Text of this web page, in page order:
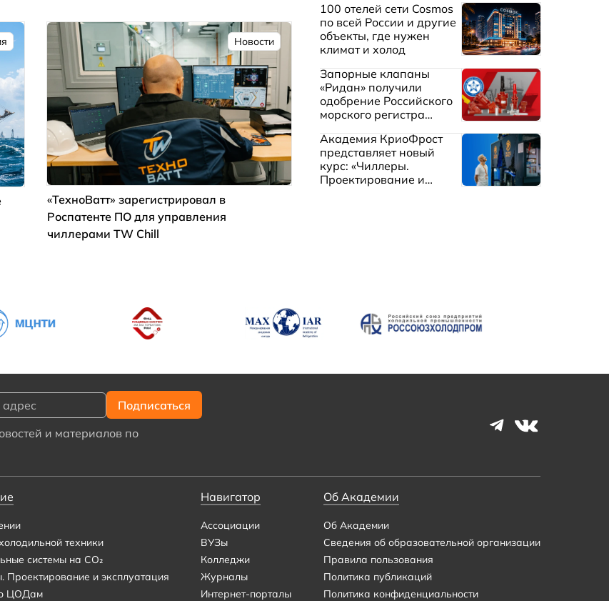
Новости
«ТехноВатт» зарегистрировал в
Роспатенте ПО для управления
чиллерами TW Chill
100 отелей сети Cosmos
по всей России и другие
объекты, где нужен
климат и холод
Запорные клапаны
«Ридан» получили
одобрение Российского
морского регистра
Академия КриоФрост
представляет новый
курс: «Чиллеры.
Проектирование и
и материалов по
техники
системы на CO₂
Проектирование и эксплуатация
ЦОДам
Навигатор
Ассоциации
ВУЗы
Колледжи
Журналы
Интернет-порталы
Об Академии
Об Академии
Сведения об образовательной организации
Правила пользования
Политика публикаций
Политика конфиденциальности